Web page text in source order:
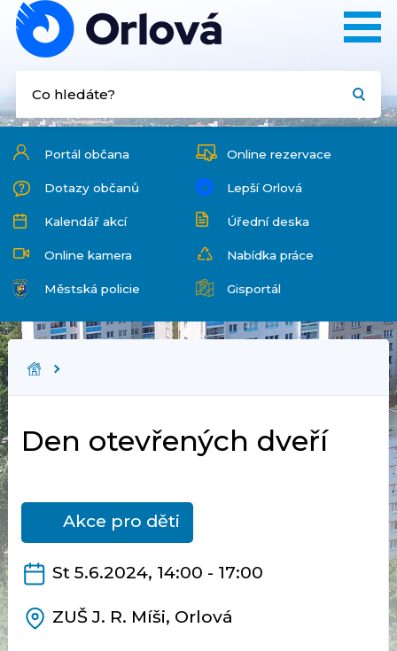
Portál občana Online rezervace
Dotazy občanů Lepší Orlová
Kalendář akcí Úřední deska
Online kamera Nabídka práce
Městská policie Gisportál
Den otevřených dveří
Akce pro děti
St 5.6.2024, 14:00 - 17:00
ZUŠ J. R. Míši, Orlová